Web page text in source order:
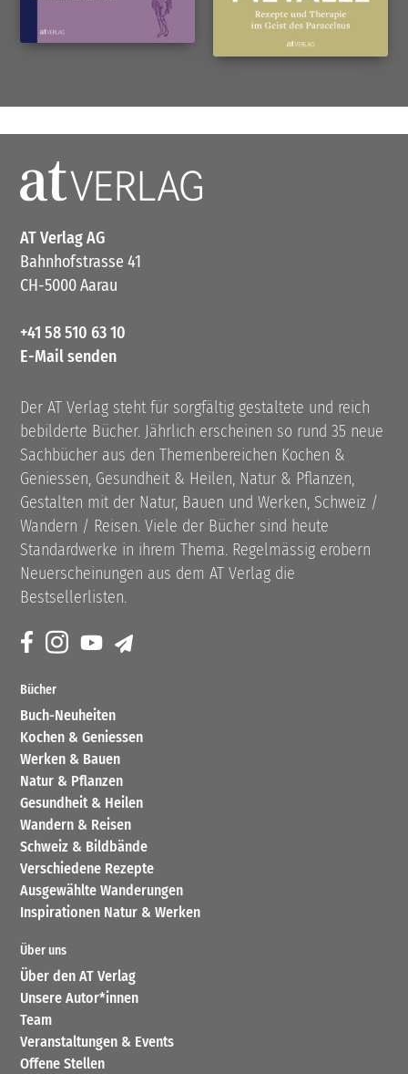
AT Verlag AG
Bahnhofstrasse 41
CH-5000 Aarau
+41 58 510 63 10
E-Mail senden
Der AT Verlag steht für sorgfältig gestaltete und reich
bebilderte Bücher. Jährlich erscheinen so rund 35 neue
Sachbücher aus den Themenbereichen Kochen &
Geniessen, Gesundheit & Heilen, Natur & Pflanzen,
Gestalten mit der Natur, Bauen und Werken, Schweiz /
Wandern / Reisen. Viele der Bücher sind heute
Standardwerke in ihrem Thema. Regelmässig erobern
Neuerscheinungen aus dem AT Verlag die
Bestsellerlisten.
Bücher
Buch-Neuheiten
Kochen & Geniessen
Werken & Bauen
Natur & Pflanzen
Gesundheit & Heilen
Wandern & Reisen
Schweiz & Bildbände
Verschiedene Rezepte
Ausgewählte Wanderungen
Inspirationen Natur & Werken
Über uns
Über den AT Verlag
Unsere Autor*innen
Team
Veranstaltungen & Events
Offene Stellen